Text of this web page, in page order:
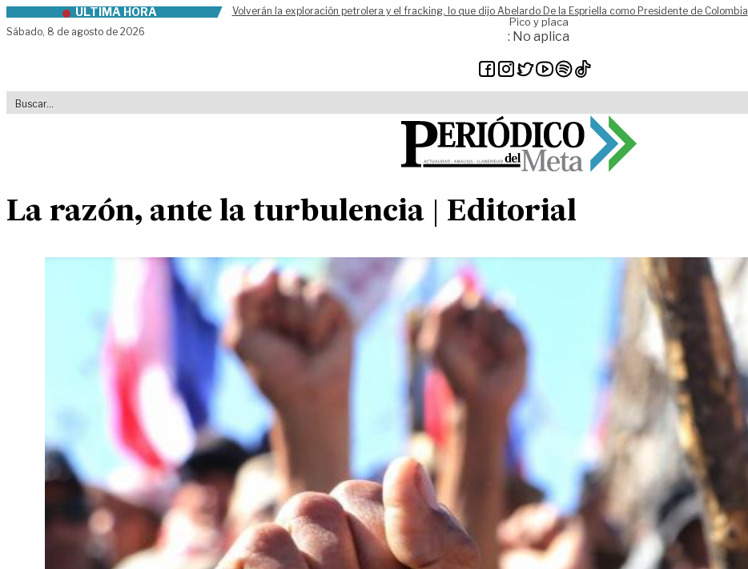
Skip to contentÚLTIMA HORA
Volverán la exploración petrolera y el fracking, lo que dijo Abelardo De la Espriella como Presidente de Colombia
Sábado, 8 de agosto de 2026
Pico y placa
: No aplica
La razón, ante la turbulencia | Editorial